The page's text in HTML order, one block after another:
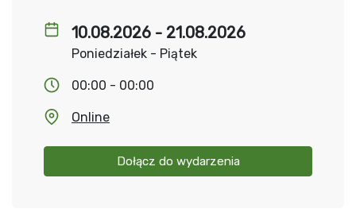
10.08.2026 - 21.08.2026
Poniedziałek - Piątek
00:00 - 00:00
Online
Dołącz do wydarzenia